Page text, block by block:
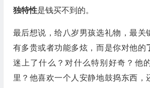
独特性是钱买不到的。
最后想说，给八岁男孩选礼物，最关
有多贵或者功能多炫，而是你对他的
迷上了什么？对什么特别好奇？他
里？他喜欢一个人安静地鼓捣东西，